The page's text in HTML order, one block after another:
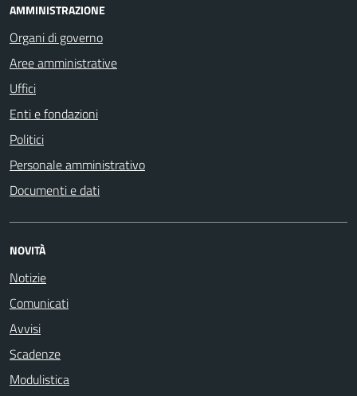
AMMINISTRAZIONE
Organi di governo
Aree amministrative
Uffici
Enti e fondazioni
Politici
Personale amministrativo
Documenti e dati
NOVITÀ
Notizie
Comunicati
Avvisi
Scadenze
Modulistica